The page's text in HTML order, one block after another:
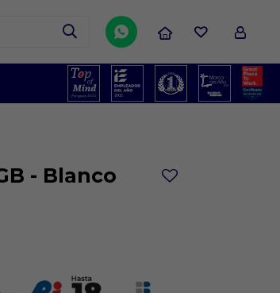

- Blanco